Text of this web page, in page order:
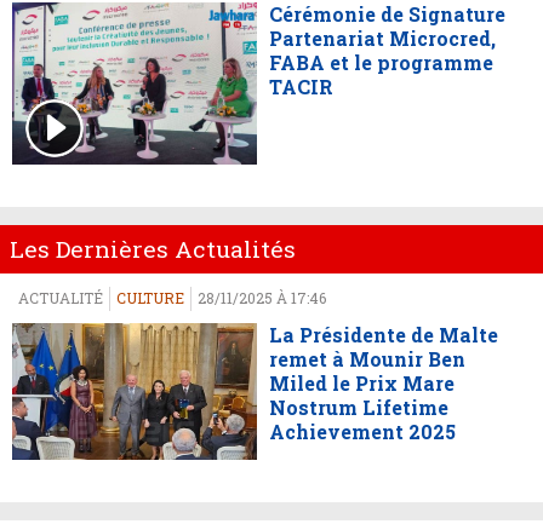
Cérémonie de Signature
Partenariat Microcred,
FABA et le programme
TACIR
Les Dernières Actualités
ACTUALITÉ CULTURE 28/11/2025 À 17:46
La Présidente de Malte
remet à Mounir Ben
Miled le Prix Mare
Nostrum Lifetime
Achievement 2025